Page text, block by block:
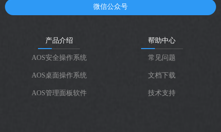
微信公众号
产品介绍
AOS安全操作系统
AOS桌面操作系统
AOS管理面板软件
帮助中心
常见问题
文档下载
技术支持